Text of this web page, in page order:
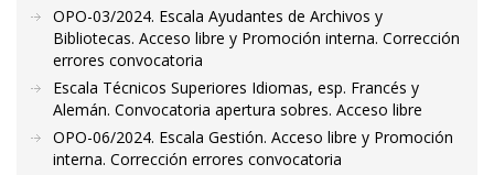
OPO-03/2024. Escala Ayudantes de Archivos y
Bibliotecas. Acceso libre y Promoción interna. Corrección
errores convocatoria
Escala Técnicos Superiores Idiomas, esp. Francés y
Alemán. Convocatoria apertura sobres. Acceso libre
OPO-06/2024. Escala Gestión. Acceso libre y Promoción
interna. Corrección errores convocatoria